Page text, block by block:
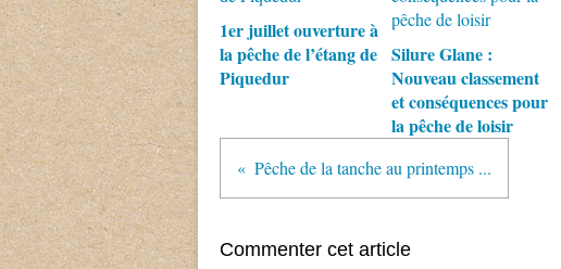
1er juillet ouverture à
la pêche de l’étang de
Piquedur
Silure Glane :
Nouveau classement
et conséquences pour
la pêche de loisir
Pêche de la tanche au printemps ...
Commenter cet article